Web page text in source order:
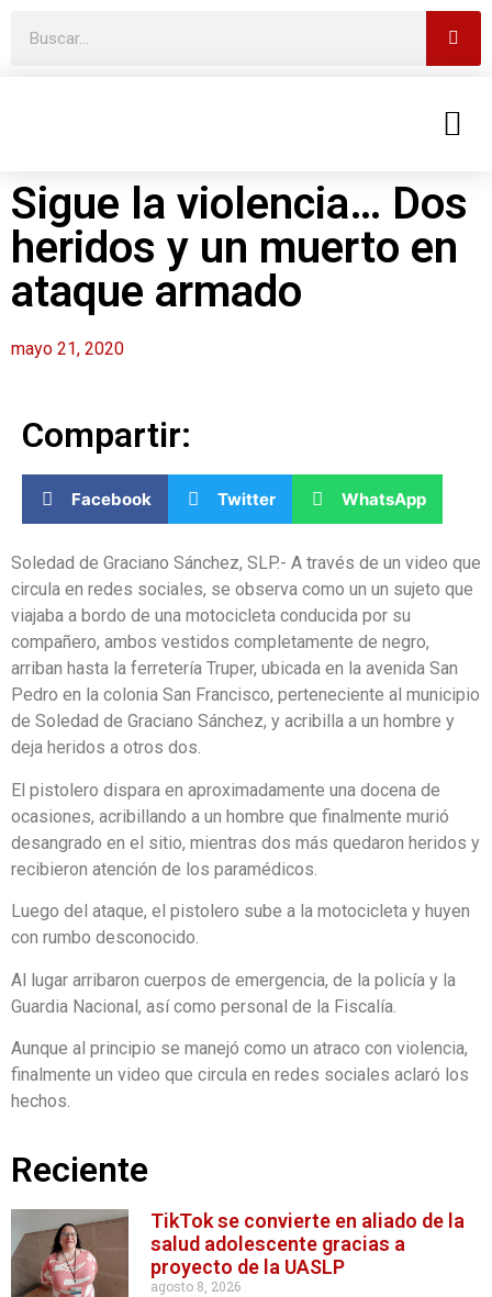
Sigue la violencia… Dos
heridos y un muerto en
ataque armado
mayo 21, 2020
Compartir:
Facebook Twitter WhatsApp
Soledad de Graciano Sánchez, SLP.- A través de un video que
circula en redes sociales, se observa como un un sujeto que
viajaba a bordo de una motocicleta conducida por su
compañero, ambos vestidos completamente de negro,
arriban hasta la ferretería Truper, ubicada en la avenida San
Pedro en la colonia San Francisco, perteneciente al municipio
de Soledad de Graciano Sánchez, y acribilla a un hombre y
deja heridos a otros dos.
El pistolero dispara en aproximadamente una docena de
ocasiones, acribillando a un hombre que finalmente murió
desangrado en el sitio, mientras dos más quedaron heridos y
recibieron atención de los paramédicos.
Luego del ataque, el pistolero sube a la motocicleta y huyen
con rumbo desconocido.
Al lugar arribaron cuerpos de emergencia, de la policía y la
Guardia Nacional, así como personal de la Fiscalía.
Aunque al principio se manejó como un atraco con violencia,
finalmente un video que circula en redes sociales aclaró los
hechos.
Reciente
TikTok se convierte en aliado de la
salud adolescente gracias a
proyecto de la UASLP
agosto 8, 2026